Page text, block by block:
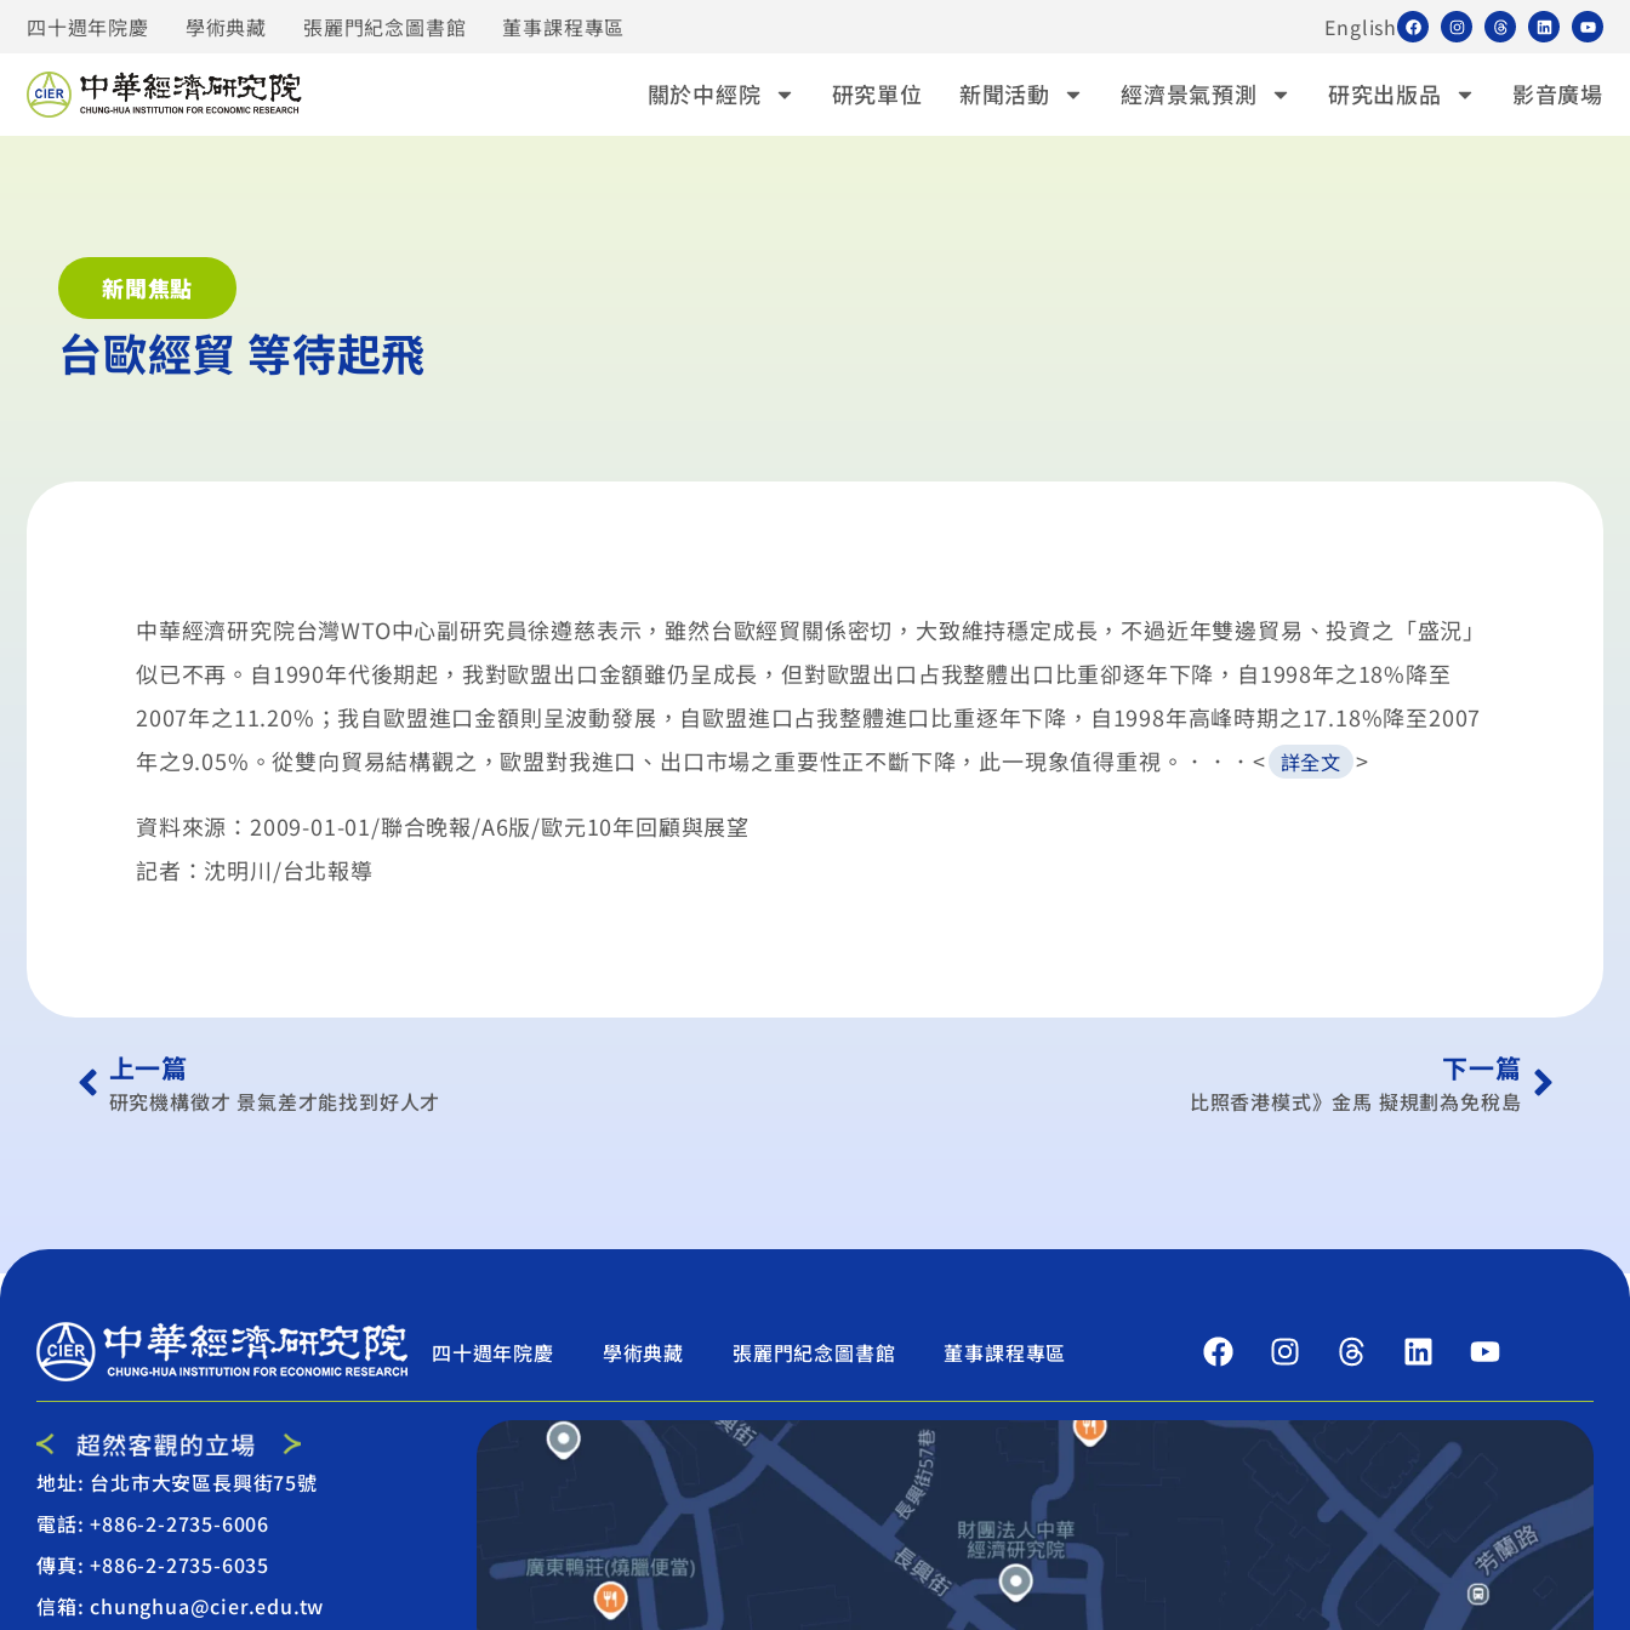
四十週年院慶 學術典藏 張麗門紀念圖書館 董事課程專區 English
關於中經院 研究單位 新聞活動 經濟景氣預測 研究出版品 影音廣場
新聞焦點
台歐經貿 等待起飛
中華經濟研究院台灣WTO中心副研究員徐遵慈表示，雖然台歐經貿關係密切，大致維持穩定成長，不過近年雙邊貿易、投資之「盛況」
似已不再。自1990年代後期起，我對歐盟出口金額雖仍呈成長，但對歐盟出口占我整體出口比重卻逐年下降，自1998年之18%降至
2007年之11.20%；我自歐盟進口金額則呈波動發展，自歐盟進口占我整體進口比重逐年下降，自1998年高峰時期之17.18%降至2007
年之9.05%。從雙向貿易結構觀之，歐盟對我進口、出口市場之重要性正不斷下降，此一現象值得重視。．．．< 詳全文 >
資料來源：2009-01-01/聯合晚報/A6版/歐元10年回顧與展望
記者：沈明川/台北報導
上一篇
研究機構徵才 景氣差才能找到好人才
下一篇
比照香港模式》金馬 擬規劃為免稅島
四十週年院慶 學術典藏 張麗門紀念圖書館 董事課程專區
地址: 台北市大安區長興街75號
電話: +886-2-2735-6006
傳真: +886-2-2735-6035
信箱: chunghua@cier.edu.tw